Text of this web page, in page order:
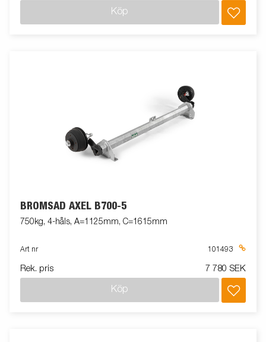
Köp
BROMSAD AXEL B700-5
750kg, 4-håls, A=1125mm, C=1615mm
Art nr 101493
Rek. pris 7 780 SEK
Köp